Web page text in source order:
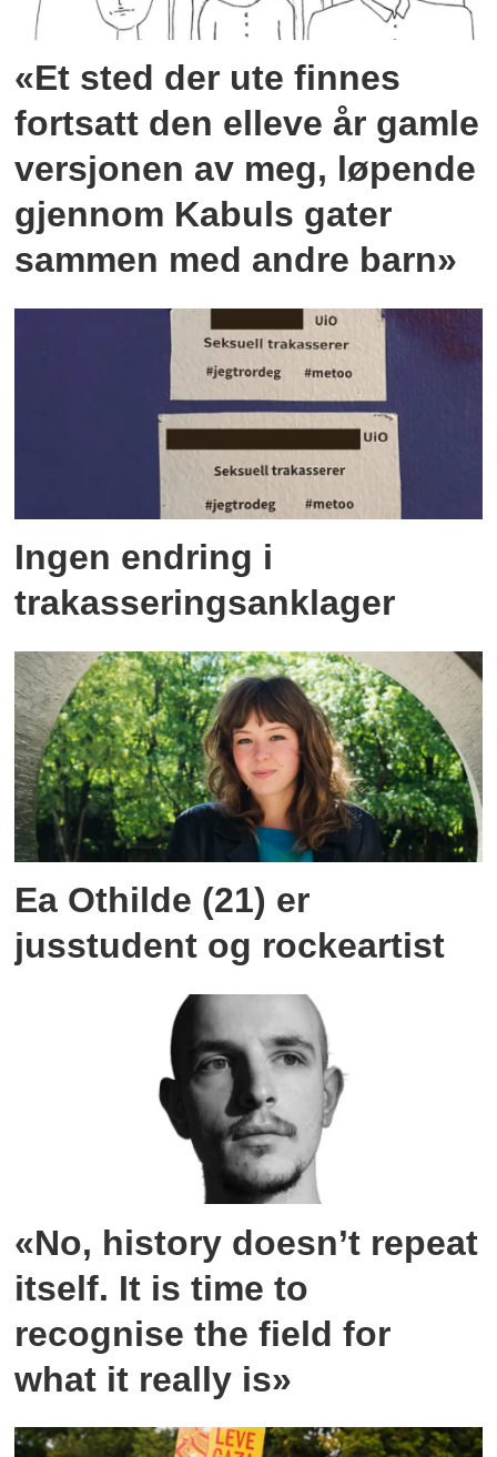
«Et sted der ute finnes
fortsatt den elleve år gamle
versjonen av meg, løpende
gjennom Kabuls gater
sammen med andre barn»
Ingen endring i
trakasseringsanklager
Ea Othilde (21) er
jusstudent og rockeartist
«No, history doesn’t repeat
itself. It is time to
recognise the field for
what it really is»